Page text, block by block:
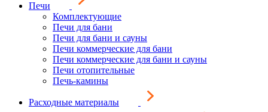
Печи
Комплектующие
Печи для бани
Печи для бани и сауны
Печи коммерческие для бани
Печи коммерческие для бани и сауны
Печи отопительные
Печь-камины
Расходные материалы